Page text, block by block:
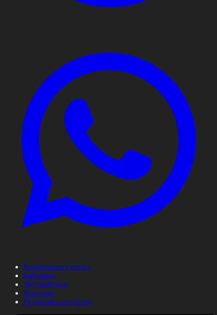
Корпорация туралы
Байланыс
Дистрибуция
Жарнама
Редакция стандарты